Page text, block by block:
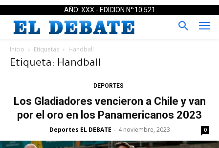
AÑO: XXX - EDICION N°:10.521
Inicio Etiquetas Handball
Etiqueta: Handball
DEPORTES
Los Gladiadores vencieron a Chile y van
por el oro en los Panamericanos 2023
Deportes EL DEBATE - 4 noviembre, 2023 0